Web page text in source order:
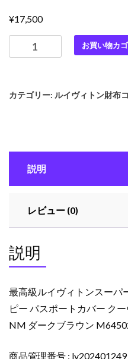
¥17,500
高
イ
ン
ー
コ
ー
ル
ヴ
ィ
ト
財
お買い物カ
カテゴリー: ルイヴィトン財布
説明
レビュー (0)
説明
最高級ルイヴィトンスーパ
ピー パスポートカバー ク
NM ダークブラウン
商品管理番号 : lv202401249